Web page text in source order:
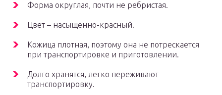
Форма округлая, почти не ребристая.
Цвет – насыщенно-красный.
Кожица плотная, поэтому она не потрескается
при транспортировке и приготовлении.
Долго хранятся, легко переживают
транспортировку.